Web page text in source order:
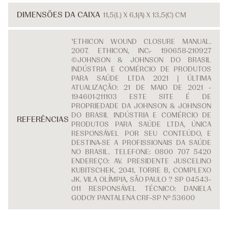
DIMENSÕES DA CAIXA 11,5(L) X 6,1(A) X 13,5(C) CM
REFERÊNCIAS
¹ETHICON WOUND CLOSURE MANUAL.
2007. ETHICON, INC.- 190658-210927
©JOHNSON & JOHNSON DO BRASIL
INDÚSTRIA E COMÉRCIO DE PRODUTOS
PARA SAÚDE LTDA 2021 | ÚLTIMA
ATUALIZAÇÃO: 21 DE MAIO DE 2021 -
194601-211103 ESTE SITE É DE
PROPRIEDADE DA JOHNSON & JOHNSON
DO BRASIL INDÚSTRIA E COMÉRCIO DE
PRODUTOS PARA SAÚDE LTDA, ÚNICA
RESPONSÁVEL POR SEU CONTEÚDO, E
DESTINA-SE A PROFISSIONAIS DA SAÚDE
NO BRASIL. TELEFONE: 0800 707 5420
ENDEREÇO: AV. PRESIDENTE JUSCELINO
KUBITSCHEK, 2041, TORRE B, COMPLEXO
JK. VILA OLÍMPIA, SÃO PAULO ? SP 04543-
011 RESPONSÁVEL TÉCNICO: DANIELA
GODOY PANTALENA CRF-SP Nº 53600